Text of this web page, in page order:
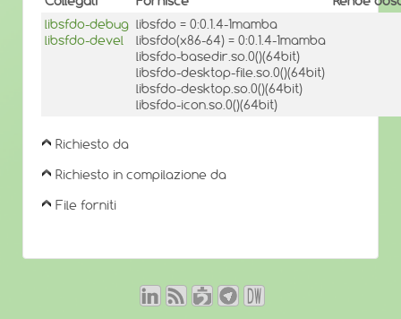
libsfdo-debug
libsfdo-devel
libsfdo = 0:0.1.4-1mamba
libsfdo(x86-64) = 0:0.1.4-1mamba
libsfdo-basedir.so.0()(64bit)
libsfdo-desktop-file.so.0()(64bit)
libsfdo-desktop.so.0()(64bit)
libsfdo-icon.so.0()(64bit)
Richiesto da
Richiesto in compilazione da
File forniti